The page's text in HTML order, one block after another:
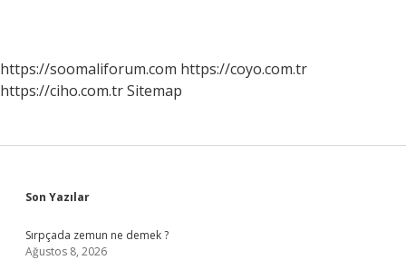
https://soomaliforum.com https://coyo.com.tr
https://ciho.com.trSitemap
Sidebar
Son Yazılar
Sırpçada zemun ne demek ?
Ağustos 8, 2026